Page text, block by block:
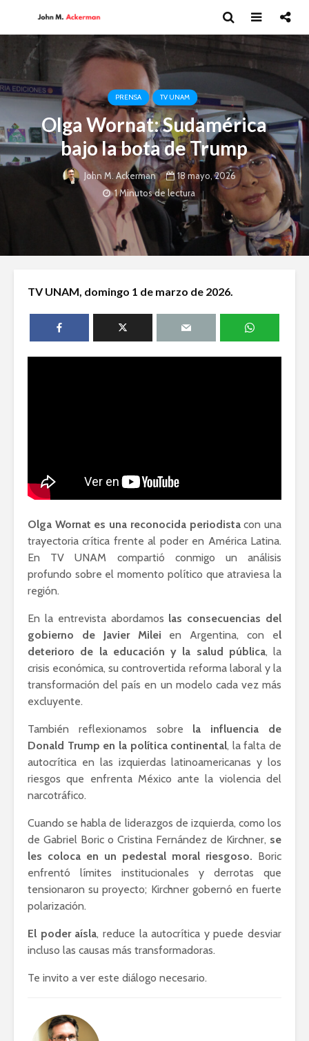
PRENSA TV UNAM
Olga Wornat: Sudamérica
bajo la bota de Trump
John M. Ackerman
18 mayo, 2026
1 Minutos de lectura
TV UNAM, domingo 1 de marzo de 2026.
Olga Wornat es una reconocida periodistacon una
trayectoria crítica frente al poder en América Latina.
En TV UNAM compartió conmigo un análisis
profundo sobre el momento político que atraviesa la
región.
En la entrevista abordamos las consecuencias del
gobierno de Javier Milei en Argentina, con el
deterioro de la educación y la salud pública, la
crisis económica, su controvertida reforma laboral y la
transformación del país en un modelo cada vez más
excluyente.
También reflexionamos sobre la influencia de
Donald Trump en la política continental, la falta de
autocrítica en las izquierdas latinoamericanas y los
riesgos que enfrenta México ante la violencia del
narcotráfico.
Cuando se habla de liderazgos de izquierda, como los
de Gabriel Boric o Cristina Fernández de Kirchner, se
les coloca en un pedestal moral riesgoso. Boric
enfrentó límites institucionales y derrotas que
tensionaron su proyecto; Kirchner gobernó en fuerte
polarización.
El poder aísla, reduce la autocrítica y puede desviar
incluso las causas más transformadoras.
Te invito a ver este diálogo necesario.
Novelista desde el
Académicos contra
la 4T
Debate entre John
Ackerman y Javier
Lozano con Julio
La cumbre AMLO-
Riqueza
derecho
La
AMLO
razón
política